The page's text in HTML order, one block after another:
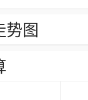
势图